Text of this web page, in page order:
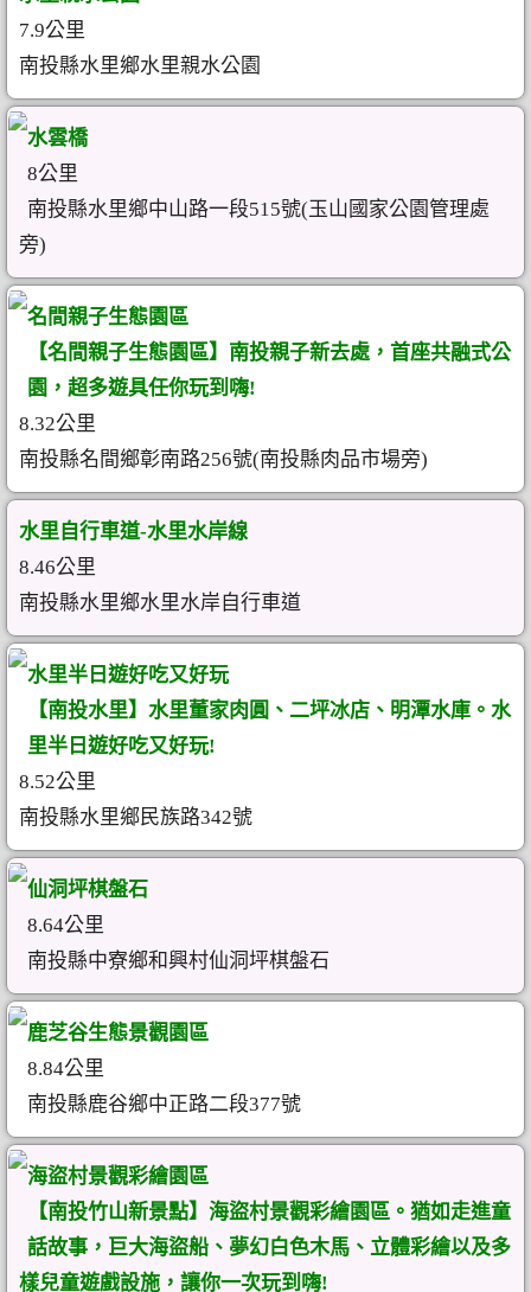
7.9公里
南投縣水里鄉水里親水公園
水雲橋
8公里
南投縣水里鄉中山路一段515號(玉山國家公園管理處
旁)
名間親子生態園區
【名間親子生態園區】南投親子新去處，首座共融式公
園，超多遊具任你玩到嗨!
8.32公里
南投縣名間鄉彰南路256號(南投縣肉品市場旁)
水里自行車道-水里水岸線
8.46公里
南投縣水里鄉水里水岸自行車道
水里半日遊好吃又好玩
【南投水里】水里董家肉圓、二坪冰店、明潭水庫。水
里半日遊好吃又好玩!
8.52公里
南投縣水里鄉民族路342號
仙洞坪棋盤石
8.64公里
南投縣中寮鄉和興村仙洞坪棋盤石
鹿芝谷生態景觀園區
8.84公里
南投縣鹿谷鄉中正路二段377號
海盜村景觀彩繪園區
【南投竹山新景點】海盜村景觀彩繪園區。猶如走進童
話故事，巨大海盜船、夢幻白色木馬、立體彩繪以及多
樣兒童遊戲設施，讓你一次玩到嗨!